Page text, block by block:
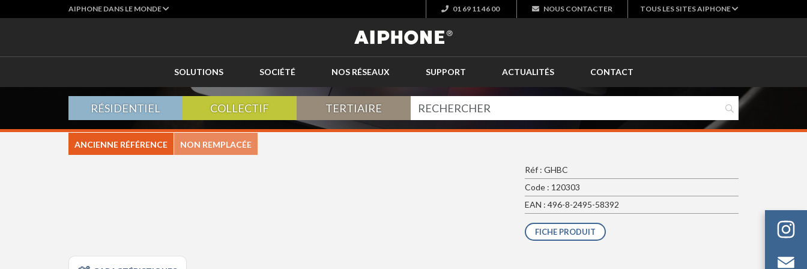
AIPHONE DANS LE MONDE 01 69 11 46 00 NOUS CONTACTER TOUS LES SITES AIPHONE
SOLUTIONS SOCIÉTÉ NOS RÉSEAUX SUPPORT ACTUALITÉS CONTACT
RÉSIDENTIEL COLLECTIF TERTIAIRE
ANCIENNE RÉFÉRENCE NON REMPLACÉE
Réf : GHBC
Code : 120303
EAN : 496-8-2495-58392
FICHE PRODUIT